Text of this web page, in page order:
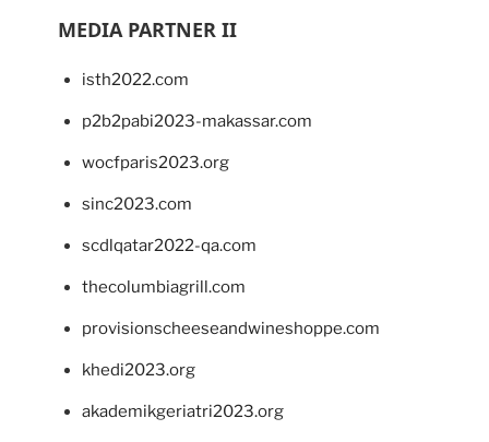
MEDIA PARTNER II
isth2022.com
p2b2pabi2023-makassar.com
wocfparis2023.org
sinc2023.com
scdlqatar2022-qa.com
thecolumbiagrill.com
provisionscheeseandwineshoppe.com
khedi2023.org
akademikgeriatri2023.org